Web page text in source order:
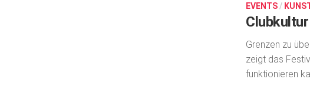
EVENTS /
Grenzen zu
zeigt das
funktionieren